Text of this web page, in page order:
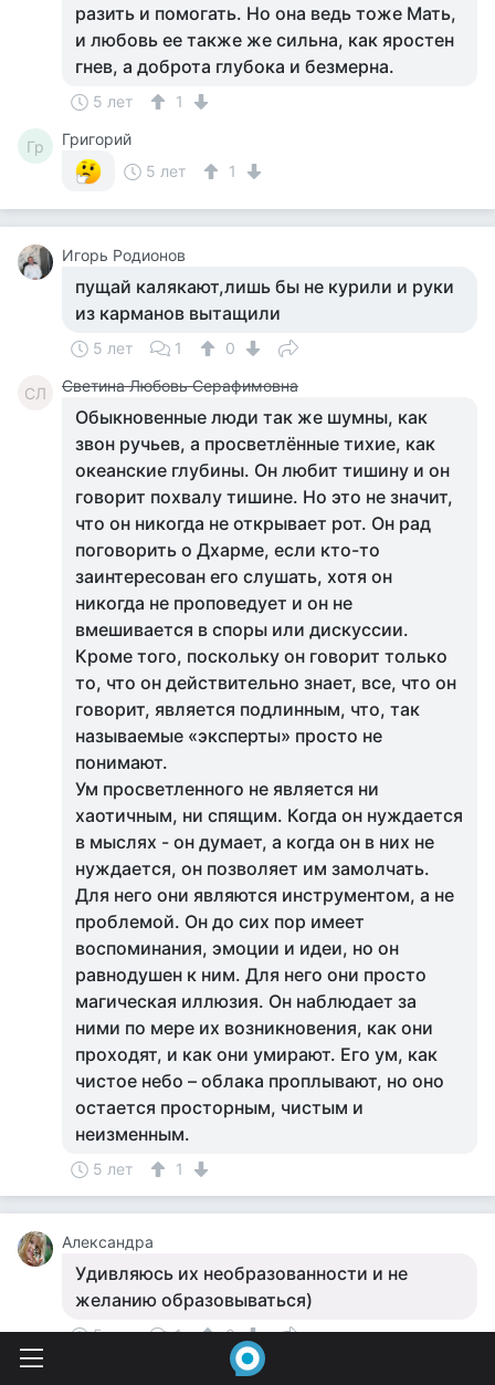
разить и помогать. Но она ведь тоже Мать,
и любовь ее также же сильна, как яростен
гнев, а доброта глубока и безмерна.
5 лет 1
Гр
Григорий
5 лет
1
Игорь Родионов
пущай калякают,лишь бы не курили и руки
из карманов вытащили
5 лет 1 0
СЛ Светина Любовь Серафимовна
Обыкновенные люди так же шумны, как
звон ручьев, а просветлённые тихие, как
океанские глубины. Он любит тишину и он
говорит похвалу тишине. Но это не значит,
что он никогда не открывает рот. Он рад
поговорить о Дхарме, если кто-то
заинтересован его слушать, хотя он
никогда не проповедует и он не
вмешивается в споры или дискуссии.
Кроме того, поскольку он говорит только
то, что он действительно знает, все, что он
говорит, является подлинным, что, так
называемые «эксперты» просто не
понимают.
Ум просветленного не является ни
хаотичным, ни спящим. Когда он нуждается
в мыслях - он думает, а когда он в них не
нуждается, он позволяет им замолчать.
Для него они являются инструментом, а не
проблемой. Он до сих пор имеет
воспоминания, эмоции и идеи, но он
равнодушен к ним. Для него они просто
магическая иллюзия. Он наблюдает за
ними по мере их возникновения, как они
проходят, и как они умирают. Его ум, как
чистое небо – облака проплывают, но оно
остается просторным, чистым и
неизменным.
5 лет 1
Александра
Удивляюсь их необразованности и не
желанию образовываться)
5 лет 1 0
Светина Любовь Серафимовна